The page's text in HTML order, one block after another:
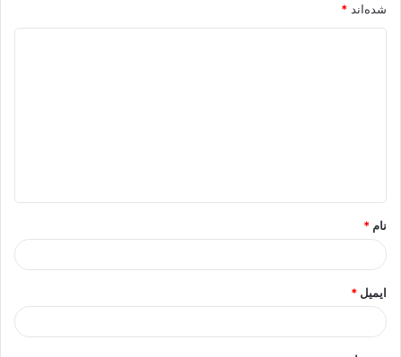
شده‌اند *
*
نام *
ایمیل *